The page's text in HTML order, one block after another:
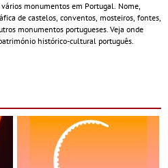
monumentos em Portugal. Nome,
de castelos, conventos, mosteiros, fontes,
monumentos portugueses. Veja onde
histórico-cultural português.